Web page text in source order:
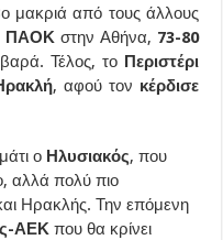
μακριά από τους άλλους
ΠΑΟΚστην Αθήνα, 73-80
Τέλος, το Περιστέρι
, αφού τον κέρδισε
ο Ηλυσιακός, που
αλλά πολύ πιο
Ηρακλής. Την επόμενη
ΑΕΚ που θα κρίνει